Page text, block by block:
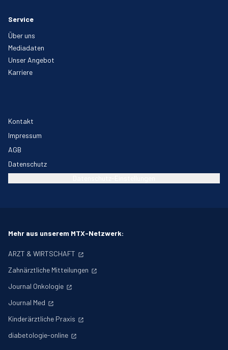
Service
Über uns
Mediadaten
Unser Angebot
Karriere
Kontakt
Impressum
AGB
Datenschutz
Mehr aus unserem MTX-Netzwerk:
ARZT & WIRTSCHAFT
Zahnärztliche Mitteilungen
Journal Onkologie
Journal Med
Kinderärztliche Praxis
diabetologie-online